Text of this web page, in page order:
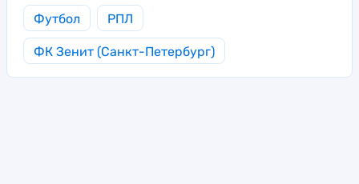
Футбол РПЛ
ФК Зенит (Санкт-Петербург)